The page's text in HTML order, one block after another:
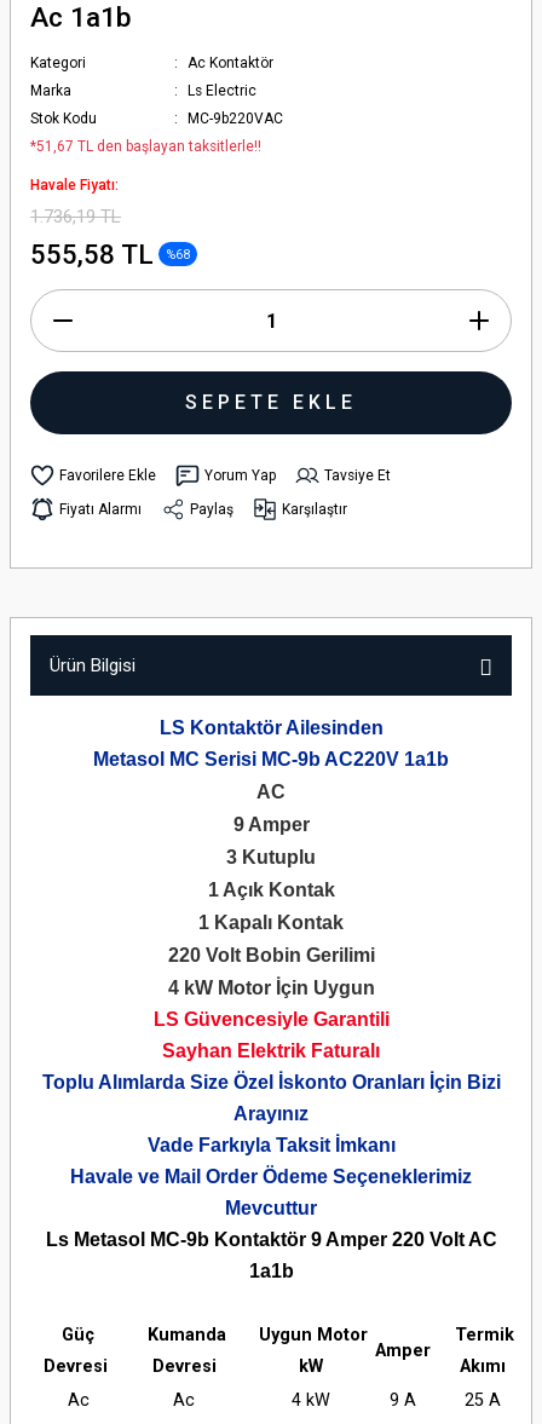
Ac 1a1b
Kategori
Ac Kontaktör
Marka
Ls Electric
Stok Kodu
MC-9b220VAC
*51,67 TL den başlayan taksitlerle!!
Havale Fiyatı:
1.736,19 TL
555,58 TL %68
SEPETE EKLE
Yorum Yap
Tavsiye Et
Fiyatı Alarmı
Paylaş Karşılaştır
Ürün Bilgisi
LS Kontaktör Ailesinden
Metasol MC Serisi MC-9b AC220V 1a1b
AC
9 Amper
3 Kutuplu
1 Açık Kontak
1 Kapalı Kontak
220 Volt Bobin Gerilimi
4 kW Motor İçin Uygun
LS Güvencesiyle Garantili
Sayhan Elektrik Faturalı
Toplu Alımlarda Size Özel İskonto Oranları İçin Bizi
Arayınız
Vade Farkıyla Taksit İmkanı
Havale ve Mail Order Ödeme Seçeneklerimiz
Mevcuttur
Ls Metasol MC-9b Kontaktör 9 Amper 220 Volt AC
1a1b
Güç
Devresi
Kumanda
Devresi
Uygun Motor
kW
Amper
Termik
Akımı
Ac
Ac 4 kW 9 A 25 A